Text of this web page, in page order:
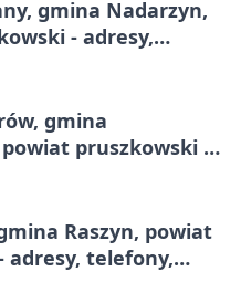
gmina Nadarzyn,
- adresy,
gmina
powiat pruszkowski -
Raszyn, powiat
adresy, telefony,